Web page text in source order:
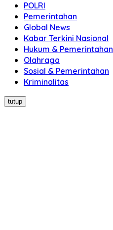
POLRI
Pemerintahan
Global News
Kabar Terkini Nasional
Hukum & Pemerintahan
Olahraga
Sosial & Pemerintahan
Kriminalitas
tutup